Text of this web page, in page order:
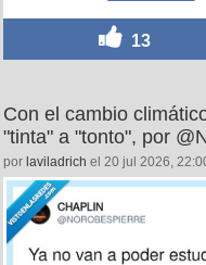
13
Con el cambio
"tinta" a "tonto", por
por laviladrich el 20 jul 2026,